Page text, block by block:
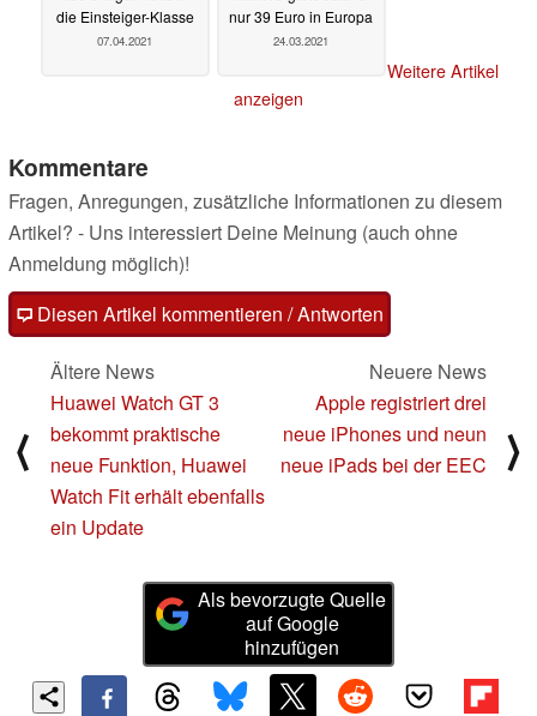
die Einsteiger-Klasse
07.04.2021
nur 39 Euro in Europa
24.03.2021
Weitere Artikel
anzeigen
Kommentare
Fragen, Anregungen, zusätzliche Informationen zu diesem
Artikel? - Uns interessiert Deine Meinung (auch ohne
Anmeldung möglich)!
Diesen Artikel kommentieren / Antworten
⟨
Ältere News
Huawei Watch GT 3
bekommt praktische
neue Funktion, Huawei
Watch Fit erhält ebenfalls
ein Update
Neuere News
Apple registriert drei
neue iPhones und neun
neue iPads bei der EEC
⟩
Als bevorzugte Quelle
auf Google
hinzufügen